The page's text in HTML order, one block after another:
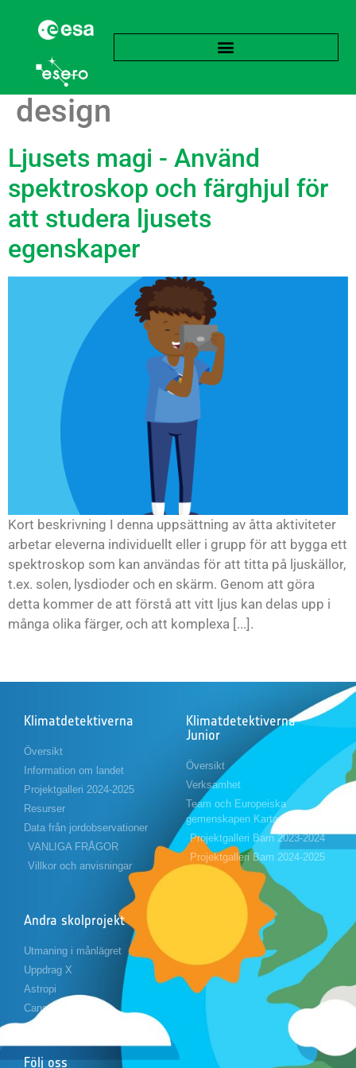
Subject:Konst och
design
Ljusets magi - Använd
spektroskop och färghjul för
att studera ljusets
egenskaper
Kort beskrivning I denna uppsättning av åtta aktiviteter
arbetar eleverna individuellt eller i grupp för att bygga ett
spektroskop som kan användas för att titta på ljuskällor,
t.ex. solen, lysdioder och en skärm. Genom att göra
detta kommer de att förstå att vitt ljus kan delas upp i
många olika färger, och att komplexa [...].
Klimatdetektiverna
Översikt
Information om landet
Projektgalleri 2024-2025
Resurser
Data från jordobservationer
VANLIGA FRÅGOR
Villkor och anvisningar
Klimatdetektiverna
Junior
Översikt
Verksamhet
Team och Europeiska
gemenskapen Karta
Projektgalleri Barn 2023-2024
Projektgalleri Barn 2024-2025
Andra skolprojekt
Utmaning i månlägret
Uppdrag X
Astropi
Cansat
Följ oss